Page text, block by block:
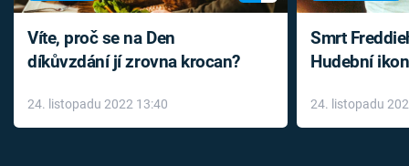
Víte, proč se na Den
díkůvzdání jí zrovna krocan?
24. listopadu 2022 13:40
Smrt
Hudební
léky
24. listopadu